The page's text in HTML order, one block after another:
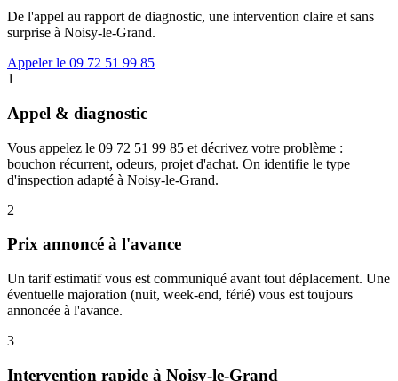
De l'appel au rapport de diagnostic, une intervention claire et sans
surprise à Noisy-le-Grand.
Appeler le 09 72 51 99 85
1
Appel & diagnostic
Vous appelez le 09 72 51 99 85 et décrivez votre problème :
bouchon récurrent, odeurs, projet d'achat. On identifie le type
d'inspection adapté à Noisy-le-Grand.
2
Prix annoncé à l'avance
Un tarif estimatif vous est communiqué avant tout déplacement. Une
éventuelle majoration (nuit, week-end, férié) vous est toujours
annoncée à l'avance.
3
Intervention rapide à Noisy-le-Grand